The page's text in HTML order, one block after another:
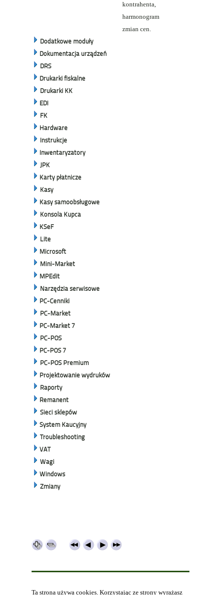
kontrahenta,
harmonogram
zmian cen.
Dodatkowe moduły
Dokumentacja urządzeń
DRS
Drukarki fiskalne
Drukarki KK
EDI
FK
Hardware
Instrukcje
Inwentaryzatory
JPK
Karty płatnicze
Kasy
Kasy samoobsługowe
Konsola Kupca
KSeF
Lite
Microsoft
Mini-Market
MPEdit
Narzędzia serwisowe
PC-Cenniki
PC-Market
PC-Market 7
PC-POS
PC-POS 7
PC-POS Premium
Projektowanie wydruków
Raporty
Remanent
Sieci sklepów
System Kaucyjny
Troubleshooting
VAT
Wagi
Windows
Zmiany
Ta strona używa cookies. Korzystając ze strony wyrażasz